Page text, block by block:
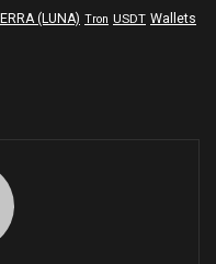
(LUNA) Tron USDT Wallets